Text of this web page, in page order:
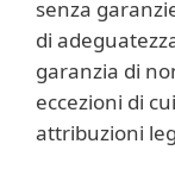
senza
di
garanzia di
eccezioni di
attribuzioni